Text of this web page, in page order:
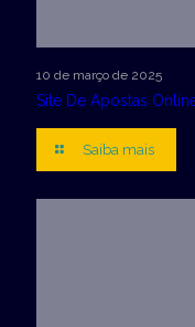
10 de março de 2025
Site De Apostas
Saiba mais